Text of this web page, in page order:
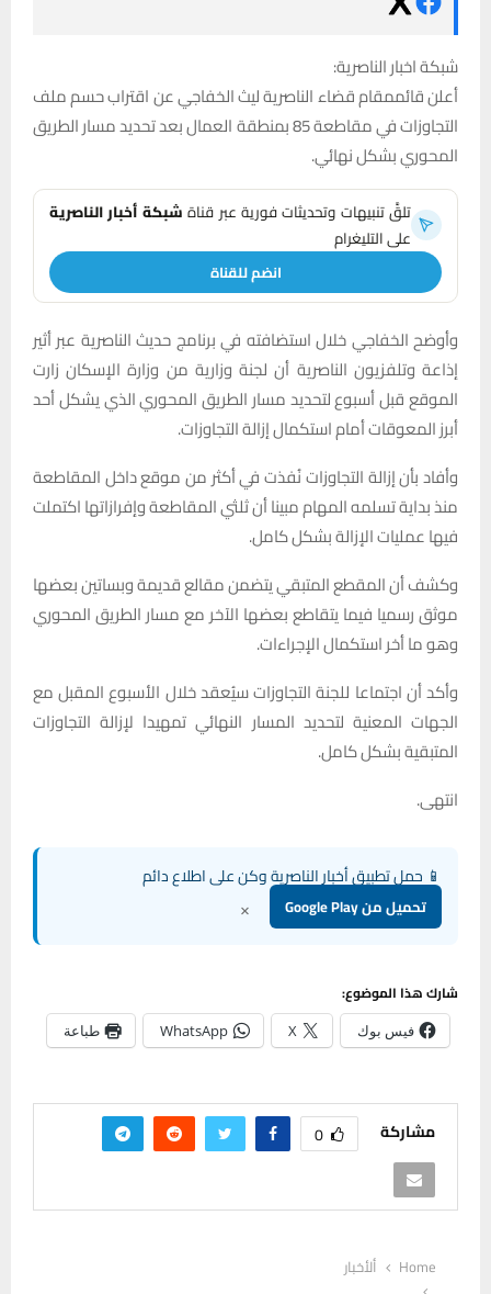
شبكة اخبار الناصرية:
أعلن قائممقام قضاء الناصرية ليث الخفاجي عن اقتراب حسم ملف
التجاوزات في مقاطعة 85 بمنطقة العمال بعد تحديد مسار الطريق
المحوري بشكل نهائي.
تلقَّ تنبيهات وتحديثات فورية عبر قناةشبكة أخبار الناصرية
على التليغرام
انضم للقناة
وأوضح الخفاجي خلال استضافته في برنامج حديث الناصرية عبر أثير
إذاعة وتلفزيون الناصرية أن لجنة وزارية من وزارة الإسكان زارت
الموقع قبل أسبوع لتحديد مسار الطريق المحوري الذي يشكل أحد
أبرز المعوقات أمام استكمال إزالة التجاوزات.
وأفاد بأن إزالة التجاوزات نُفذت في أكثر من موقع داخل المقاطعة
منذ بداية تسلمه المهام مبينا أن ثلثي المقاطعة وإفرازاتها اكتملت
فيها عمليات الإزالة بشكل كامل.
وكشف أن المقطع المتبقي يتضمن مقالع قديمة وبساتين بعضها
موثق رسميا فيما يتقاطع بعضها الآخر مع مسار الطريق المحوري
وهو ما أخر استكمال الإجراءات.
وأكد أن اجتماعا للجنة التجاوزات سيُعقد خلال الأسبوع المقبل مع
الجهات المعنية لتحديد المسار النهائي تمهيدا لإزالة التجاوزات
المتبقية بشكل كامل.
انتهى.
📱 حمل تطبيق أخبار الناصرية وكن على اطلاع دائم
تحميل من Google Play ×
شارك هذا الموضوع:
فيس بوك X
WhatsApp طباعة
مشاركة 0
Home
ألأخبار